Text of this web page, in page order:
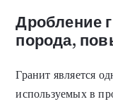
Дробление
порода,
Гранит является
используемых в